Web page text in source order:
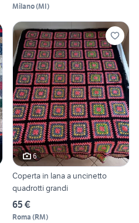
Milano(MI)
6
Coperta in lana a uncinetto
quadrotti grandi
65 €
Roma (RM)